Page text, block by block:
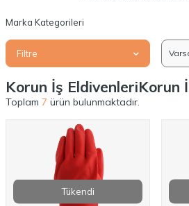
Marka Kategorileri
Filtre
Korun İş EldivenleriKorun
Toplam 7 ürün bulunmaktadır.
Tükendi